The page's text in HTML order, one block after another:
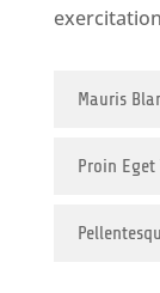
exercitation
Mauris
Proin Eget